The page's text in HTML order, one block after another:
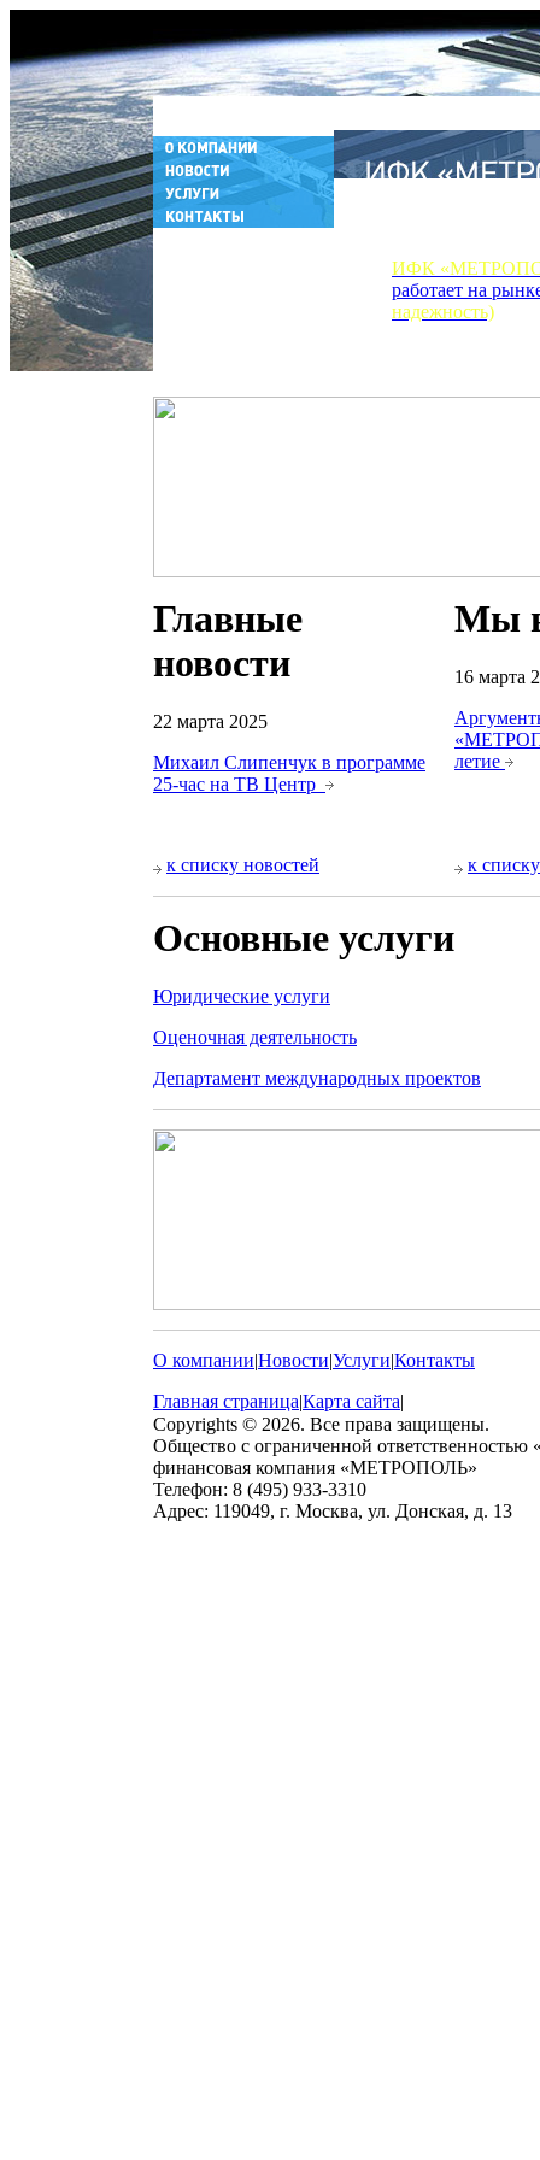
ИФК
работает на
надежность)
Главные
новости
22 марта 2025
Михаил Слипенчук в программе
25-час на ТВ Центр
Мы
16 марта
летие
к списку новостей к
Основные услуги
Юридические услуги
Оценочная деятельность
Департамент международных проектов
О компании|Новости|Услуги|Контакты
Главная страница|Карта сайта|
Copyrights © 2026. Все права защищены.
Общество с ограниченной ответственностью
финансовая компания «МЕТРОПОЛЬ»
Телефон: 8 (495) 933-3310
Адрес: 119049, г. Москва, ул. Донская, д. 13